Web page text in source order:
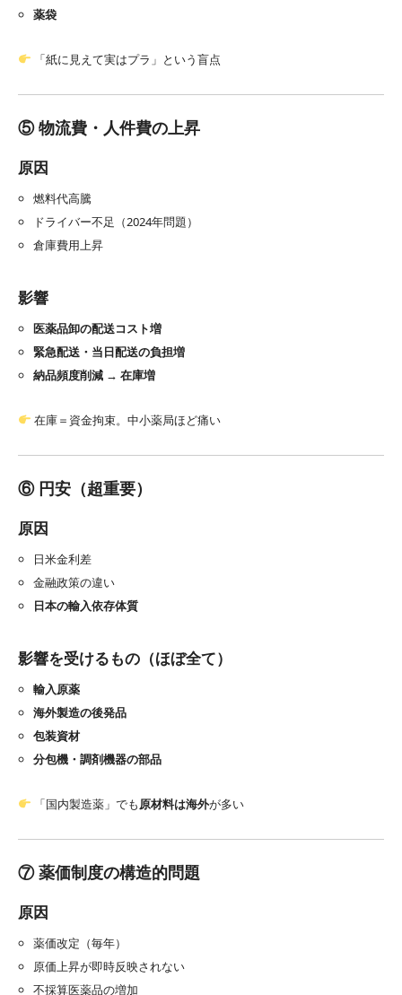
薬袋
「紙に見えて実はプラ」という盲点
⑤ 物流費・人件費の上昇
原因
燃料代高騰
ドライバー不足（2024年問題）
倉庫費用上昇
影響
医薬品卸の配送コスト増
緊急配送・当日配送の負担増
納品頻度削減 → 在庫増
在庫＝資金拘束。中小薬局ほど痛い
⑥ 円安（超重要）
原因
日米金利差
金融政策の違い
日本の輸入依存体質
影響を受けるもの（ほぼ全て）
輸入原薬
海外製造の後発品
包装資材
分包機・調剤機器の部品
「国内製造薬」でも原材料は海外が多い
⑦ 薬価制度の構造的問題
原因
薬価改定（毎年）
原価上昇が即時反映されない
不採算医薬品の増加